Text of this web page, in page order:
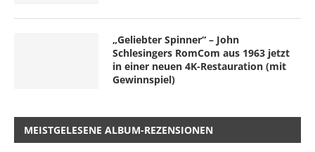
„Geliebter Spinner“ – John
Schlesingers RomCom aus 1963 jetzt
in einer neuen 4K-Restauration (mit
Gewinnspiel)
MEISTGELESENE ALBUM-REZENSIONEN